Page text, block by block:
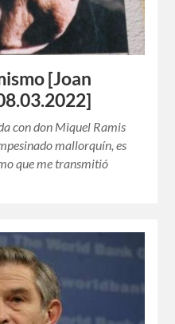
[Joan
con don Miquel Ramis
mallorquín, es
que me transmitió